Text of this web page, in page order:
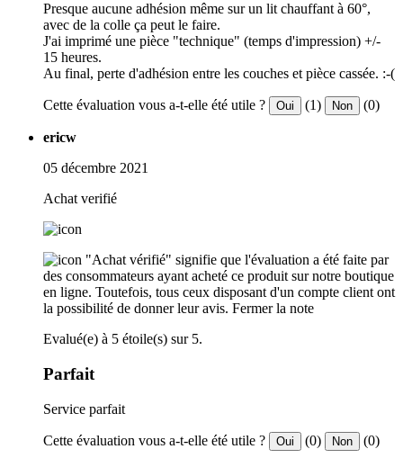
Presque aucune adhésion même sur un lit chauffant à 60°,
avec de la colle ça peut le faire.
J'ai imprimé une pièce "technique" (temps d'impression) +/-
15 heures.
Au final, perte d'adhésion entre les couches et pièce cassée. :-(
Cette évaluation vous a-t-elle été utile ? Oui (1) Non (0)
ericw
05 décembre 2021
Achat verifié
"Achat vérifié" signifie que l'évaluation a été faite par
des consommateurs ayant acheté ce produit sur notre boutique
en ligne. Toutefois, tous ceux disposant d'un compte client ont
la possibilité de donner leur avis. Fermer la note
Evalué(e) à 5 étoile(s) sur 5.
Parfait
Service parfait
Cette évaluation vous a-t-elle été utile ? Oui (0) Non (0)